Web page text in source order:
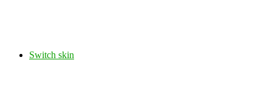
Switch skin